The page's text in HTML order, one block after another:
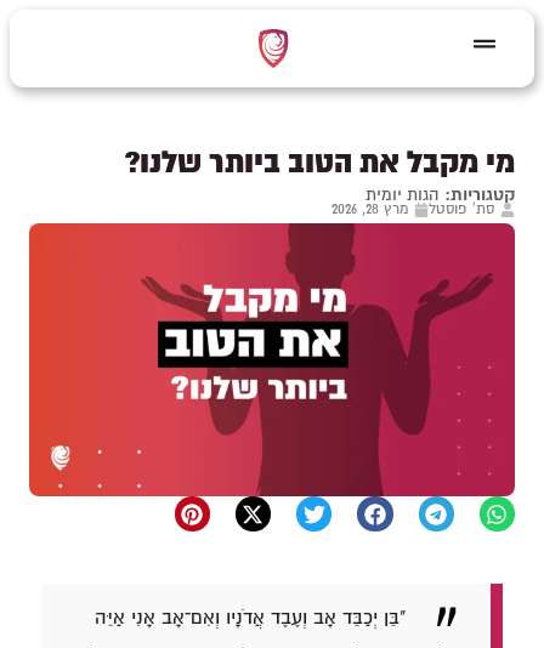
מי מקבל את הטוב ביותר שלנו?
קטגוריות: הגות יומית
סת' פוסטל מרץ 28, 2026
"בֵּן יְכַבֵּד אָב וְעֶבֶד אֲדֹנָיו וְאִם־אָב אָנִי אַיֵּה